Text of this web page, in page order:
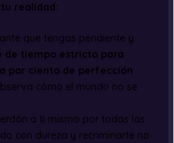
realidad:
que tengas pendiente y
de tiempo estricto para
por ciento de perfección.
cómo el mundo no se
a ti mismo por todas las
con dureza y recriminarte no